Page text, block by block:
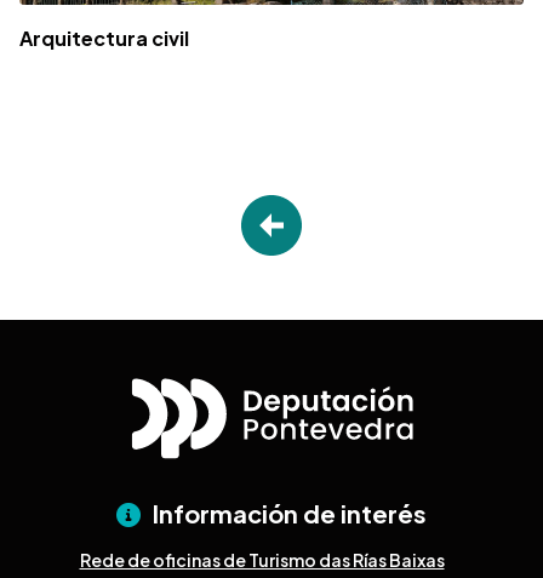
Arquitectura civil
Información de interés
Rede de oficinas de Turismo das Rías Baixas